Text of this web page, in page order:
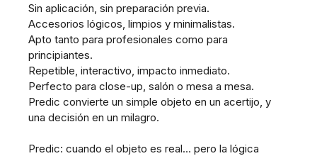
Sin aplicación, sin preparación previa.
Accesorios lógicos, limpios y minimalistas.
Apto tanto para profesionales como para
principiantes.
Repetible, interactivo, impacto inmediato.
Perfecto para close-up, salón o mesa a mesa.
Predic convierte un simple objeto en un acertijo, y
una decisión en un milagro.
Predic: cuando el objeto es real… pero la lógica